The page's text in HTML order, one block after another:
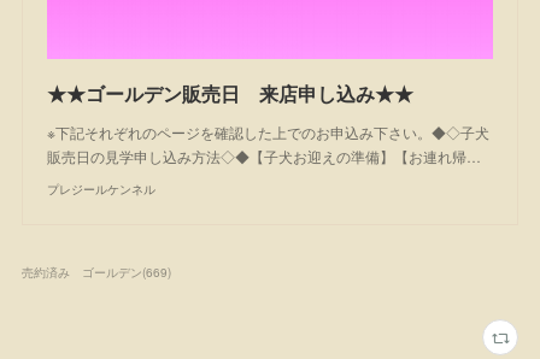
★★ゴールデン販売日 来店申し込み★★
※下記それぞれのページを確認した上でのお申込み下さい。◆◇子犬
販売日の見学申し込み方法◇◆【子犬お迎えの準備】【お連れ帰…
プレジールケンネル
売約済み ゴールデン(669)